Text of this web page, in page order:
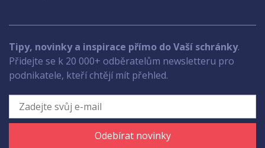
Tipy, novinky a inspirace přímo do Vaší schránky.
Přidejte se k 20 000+ odběratelům newsletteru pro
podnikatele, kteří chtějí mít přehled.
Odebírat novinky